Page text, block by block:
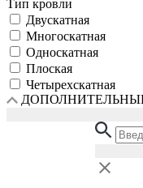
Тип кровли
Двускатная
Многоскатная
Односкатная
Плоская
Четырехскатная